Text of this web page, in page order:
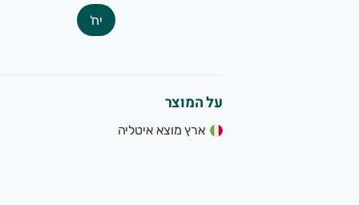
יח'
על המוצר
ארץ מוצא איטליה